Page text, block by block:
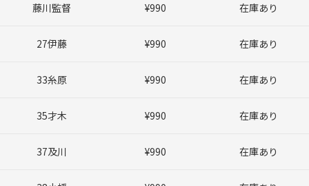
藤川監督 ¥990 在庫あり
27伊藤 ¥990 在庫あり
33糸原 ¥990 在庫あり
35才木 ¥990 在庫あり
37及川 ¥990 在庫あり